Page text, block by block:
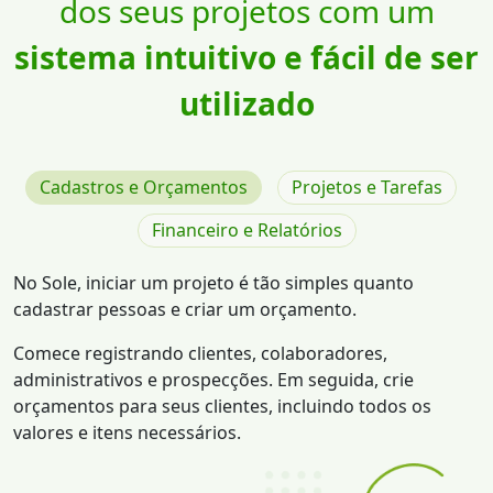
dos seus projetos com um
sistema intuitivo e fácil de ser
utilizado
Cadastros e Orçamentos
Projetos e Tarefas
Financeiro e Relatórios
No Sole, iniciar um projeto é tão simples quanto
cadastrar pessoas e criar um orçamento.
Comece registrando clientes, colaboradores,
administrativos e prospecções. Em seguida, crie
orçamentos para seus clientes, incluindo todos os
valores e itens necessários.